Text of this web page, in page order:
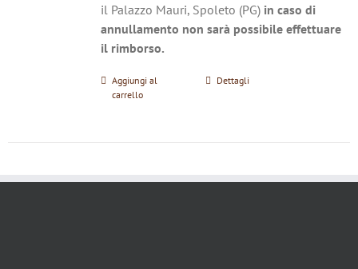
il Palazzo Mauri, Spoleto (PG) in caso di
annullamento non sarà possibile effettuare
il rimborso.
Aggiungi al
carrello
Dettagli